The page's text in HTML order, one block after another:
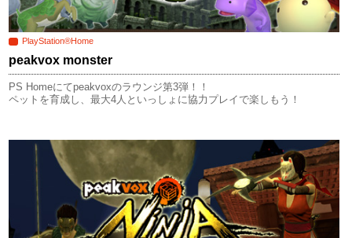
PlayStation®Home
peakvox monster
PS Homeにてpeakvoxのラウンジ第3弾！！
ペットを育成し、最大4人といっしょに協力プレイで楽しもう！